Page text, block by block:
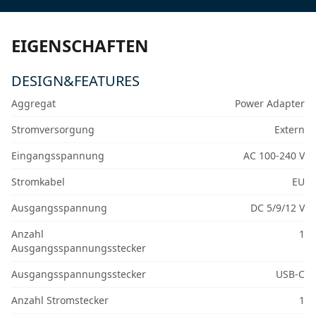
EIGENSCHAFTEN
DESIGN&FEATURES
Aggregat
Power Adapter
Stromversorgung
Extern
Eingangsspannung
AC 100-240 V
Stromkabel
EU
Ausgangsspannung
DC 5/9/12 V
Anzahl
Ausgangsspannungsstecker
1
Ausgangsspannungsstecker
USB-C
Anzahl Stromstecker
1